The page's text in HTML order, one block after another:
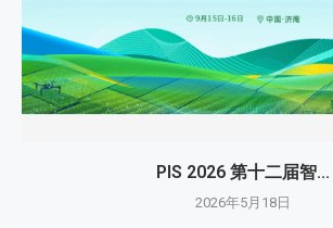
PIS 2026 第十二届智...
2026年5月18日